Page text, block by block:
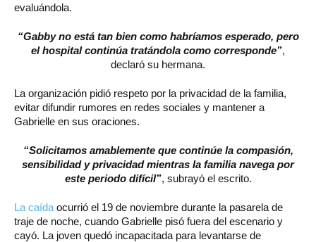
evaluándola.
“Gabby no está tan bien como habríamos esperado, pero
el hospital continúa tratándola como corresponde”,
declaró su hermana.
La organización pidió respeto por la privacidad de la familia,
evitar difundir rumores en redes sociales y mantener a
Gabrielle en sus oraciones.
“Solicitamos amablemente que continúe la compasión,
sensibilidad y privacidad mientras la familia navega por
este periodo difícil”, subrayó el escrito.
La caída ocurrió el 19 de noviembre durante la pasarela de
traje de noche, cuando Gabrielle pisó fuera del escenario y
cayó. La joven quedó incapacitada para levantarse de